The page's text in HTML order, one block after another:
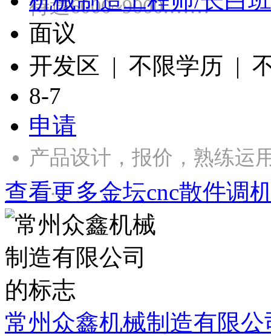
待遇6000~9000.……
面议
开发区 | 不限学历 |
8-7
申请
产品设计，报价，熟练运
……
查看更多金坛cnc散件调
常州众鑫机械制造有限公